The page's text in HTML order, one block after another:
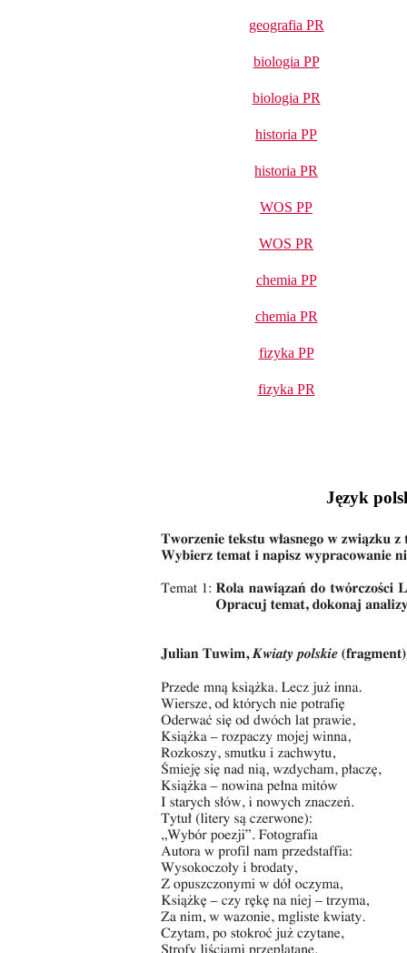
geografia PR
biologia PP
biologia PR
historia PP
historia PR
WOS PP
WOS PR
chemia PP
chemia PR
fizyka PP
fizyka PR
Język